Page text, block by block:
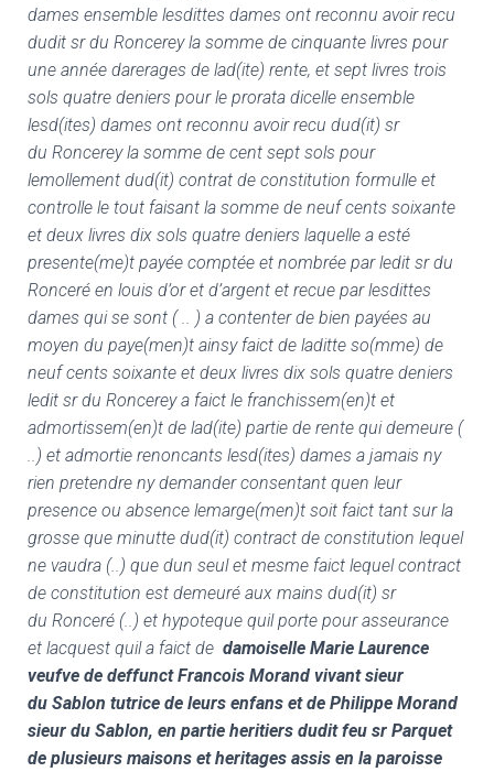
dames ensemble lesdittes dames ont reconnu avoir recu
dudit sr du Roncerey la somme de cinquante livres pour
une année darerages de lad(ite) rente, et sept livres trois
sols quatre deniers pour le prorata dicelle ensemble
lesd(ites) dames ont reconnu avoir recu dud(it) sr
du Roncerey la somme de cent sept sols pour
lemollement dud(it) contrat de constitution formulle et
controlle le tout faisant la somme de neuf cents soixante
et deux livres dix sols quatre deniers laquelle a esté
presente(me)t payée comptée et nombrée par ledit sr du
Ronceré en louis d’or et d’argent et recue par lesdittes
dames qui se sont ( .. ) a contenter de bien payées au
moyen du paye(men)t ainsy faict de laditte so(mme) de
neuf cents soixante et deux livres dix sols quatre deniers
ledit sr du Roncerey a faict le franchissem(en)t et
admortissem(en)t de lad(ite) partie de rente qui demeure (
..) et admortie renoncants lesd(ites) dames a jamais ny
rien pretendre ny demander consentant quen leur
presence ou absence lemarge(men)t soit faict tant sur la
grosse que minutte dud(it) contract de constitution lequel
ne vaudra (..) que dun seul et mesme faict lequel contract
de constitution est demeuré aux mains dud(it) sr
du Ronceré (..) et hypoteque quil porte pour asseurance
et lacquest quil a faict de damoiselle Marie Laurence
veufve de deffunct Francois Morand vivant sieur
du Sablon tutrice de leurs enfans et de Philippe Morand
sieur du Sablon, en partie heritiers dudit feu sr Parquet
de plusieurs maisons et heritages assis en la paroisse